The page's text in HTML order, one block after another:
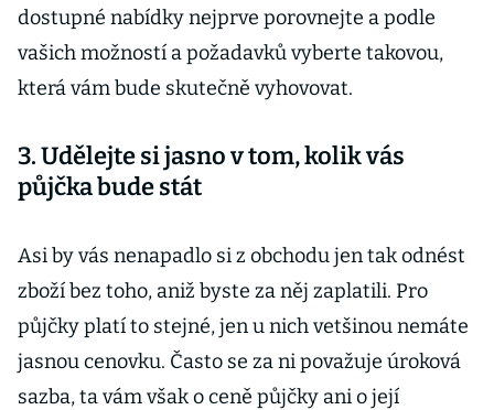
dostupné nabídky nejprve porovnejte a podle
vašich možností a požadavků vyberte takovou,
která vám bude skutečně vyhovovat.
3. Udělejte si jasno v tom, kolik vás
půjčka bude stát
Asi by vás nenapadlo si z obchodu jen tak odnést
zboží bez toho, aniž byste za něj zaplatili. Pro
půjčky platí to stejné, jen u nich vetšinou nemáte
jasnou cenovku. Často se za ni považuje úroková
sazba, ta vám však o ceně půjčky ani o její